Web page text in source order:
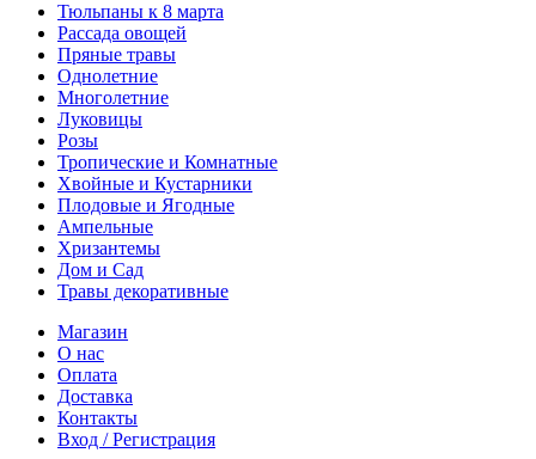
Тюльпаны к 8 марта
Рассада овощей
Пряные травы
Однолетние
Многолетние
Луковицы
Розы
Тропические и Комнатные
Хвойные и Кустарники
Плодовые и Ягодные
Ампельные
Хризантемы
Дом и Сад
Травы декоративные
Магазин
О нас
Оплата
Доставка
Контакты
Вход / Регистрация